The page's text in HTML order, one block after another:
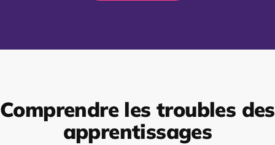
Comprendre les troubles des
apprentissages